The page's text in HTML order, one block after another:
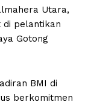
Utara,
di pelantikan
Gotong
BMI di
berkomitmen